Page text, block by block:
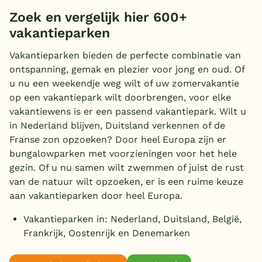
Overdekt zwembad
Wildwaterbaan
Indoor speeltuin
Alle populaire faciliteiten
Keuzehulp
Bestemmingen
Nederland
Veluwe
Texel
Limburg
Zoek en vergelijk hier 600+
vakantieparken
Vakantieparken bieden de perfecte combinatie van
ontspanning, gemak en plezier voor jong en oud. Of
u nu een weekendje weg wilt of uw zomervakantie
op een vakantiepark wilt doorbrengen, voor elke
vakantiewens is er een passend vakantiepark. Wilt u
in Nederland blijven, Duitsland verkennen of de
Franse zon opzoeken? Door heel Europa zijn er
bungalowparken met voorzieningen voor het hele
gezin. Of u nu samen wilt zwemmen of juist de rust
van de natuur wilt opzoeken, er is een ruime keuze
aan vakantieparken door heel Europa.
Vakantieparken in: Nederland, Duitsland, België,
Frankrijk, Oostenrijk en Denemarken
RCN(17)
Zwemmen
Overdekt zwembad(3)
Openlucht zwembad
Kinderbad
Waterglijbaan(6)
Wildwaterbaan (2)
Natuurlijk zwemwater(2)
Recreatiemeer/strand(5)
Lig/zonneweide(1)
meer filters (4)
Kinderpret
Indoor speeltuin(3)
Buiten speeltuin(17)
Airtrampoline
Kinderanimatie(17)
Kinderboerderij/dierenweide
Familie
Funbikes
Sport en spel